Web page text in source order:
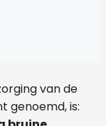
van de
genoemd, is: